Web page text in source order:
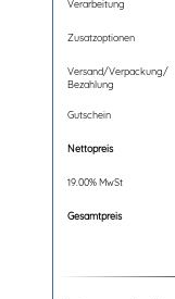
Verarbeitung
Zusatzoptionen
Versand/Verpackung/
Bezahlung
Gutschein
Nettopreis
19.00% MwSt
Gesamtpreis